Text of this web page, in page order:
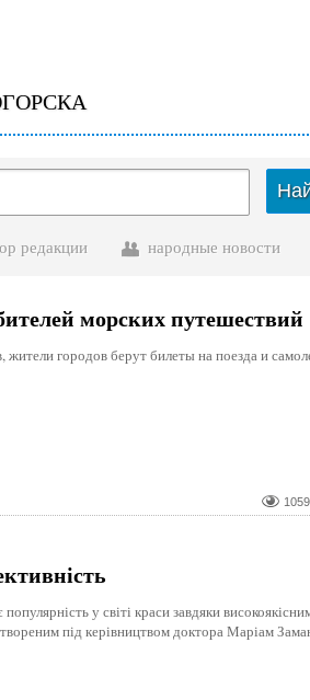
редакции народные новости
морских путешествий
жители городов берут билеты на поезда и
у світі краси завдяки
під керівництвом доктора Маріам